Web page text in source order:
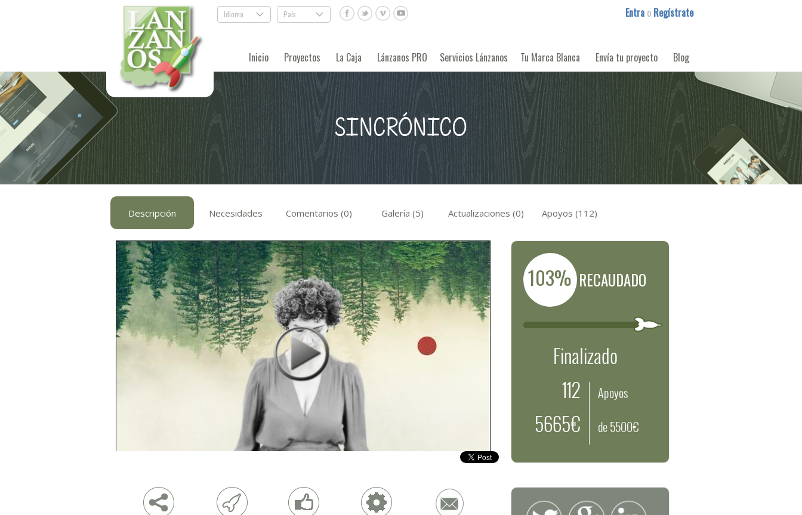
Idioma . País . Entra o Regístrate
Inicio Proyectos La Caja Lánzanos PRO Servicios Lánzanos Tu Marca Blanca Envía tu proyecto Blog
SINCRÓNICO
Descripción Necesidades Comentarios (0) Galería (5) Actualizaciones (0) Apoyos (112)
103% RECAUDADO
Finalizado
112
5665€
Apoyos
de 5500€